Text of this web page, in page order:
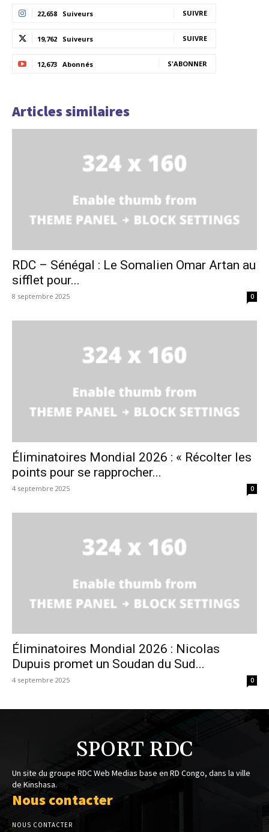
22,658 Suiveurs SUIVRE
19,762 Suiveurs SUIVRE
12,673 Abonnés S'ABONNER
Articles similaires
RDC – Sénégal : Le Somalien Omar Artan au
sifflet pour...
8 septembre 2025 0
Éliminatoires Mondial 2026 : « Récolter les
points pour se rapprocher...
4 septembre 2025 0
Éliminatoires Mondial 2026 : Nicolas
Dupuis promet un Soudan du Sud...
4 septembre 2025 0
SPORT RDC
Un site du groupe RDC Web Medias base en RD Congo, dans la ville
de Kinshasa.
Nous contacter
NOUS CONTACTER